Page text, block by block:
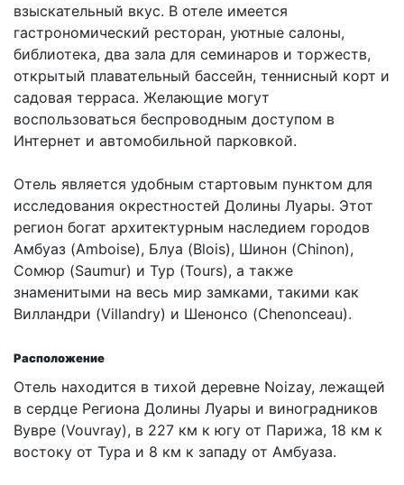
взыскательный вкус. В отеле имеется
гастрономический ресторан, уютные салоны,
библиотека, два зала для семинаров и торжеств,
открытый плавательный бассейн, теннисный корт и
садовая терраса. Желающие могут
воспользоваться беспроводным доступом в
Интернет и автомобильной парковкой.
Отель является удобным стартовым пунктом для
исследования окрестностей Долины Луары. Этот
регион богат архитектурным наследием городов
Амбуаз (Amboise), Блуа (Blois), Шинон (Chinon),
Сомюр (Saumur) и Тур (Tours), а также
знаменитыми на весь мир замками, такими как
Вилландри (Villandry) и Шенонсо (Chenonceau).
Расположение
Отель находится в тихой деревне Noizay, лежащей
в сердце Региона Долины Луары и виноградников
Вувре (Vouvray), в 227 км к югу от Парижа, 18 км к
востоку от Тура и 8 км к западу от Амбуаза.